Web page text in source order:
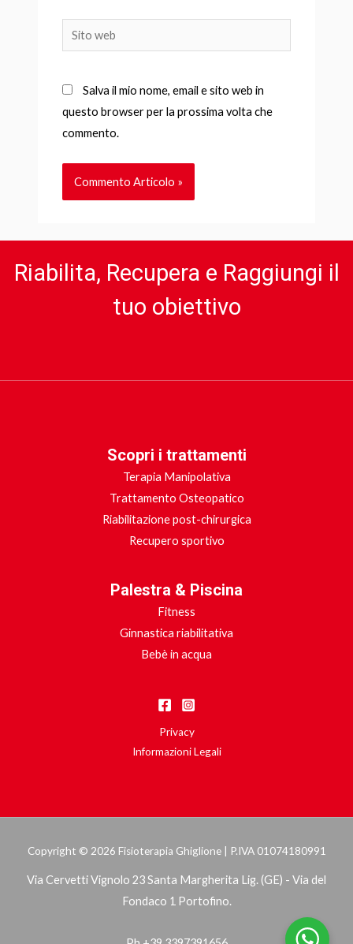
Sito
web
Salva il mio nome, email e sito web in
questo browser per la prossima volta che
commento.
Riabilita, Recupera e Raggiungi il
tuo obiettivo
Scopri i trattamenti
Terapia Manipolativa
Trattamento Osteopatico
Riabilitazione post-chirurgica
Recupero sportivo
Palestra & Piscina
Fitness
Ginnastica riabilitativa
Bebè in acqua
Privacy
Informazioni Legali
Copyright © 2026 Fisioterapia Ghiglione | P.IVA 01074180991
Via Cervetti Vignolo 23 Santa Margherita Lig. (GE) - Via del
Fondaco 1 Portofino.